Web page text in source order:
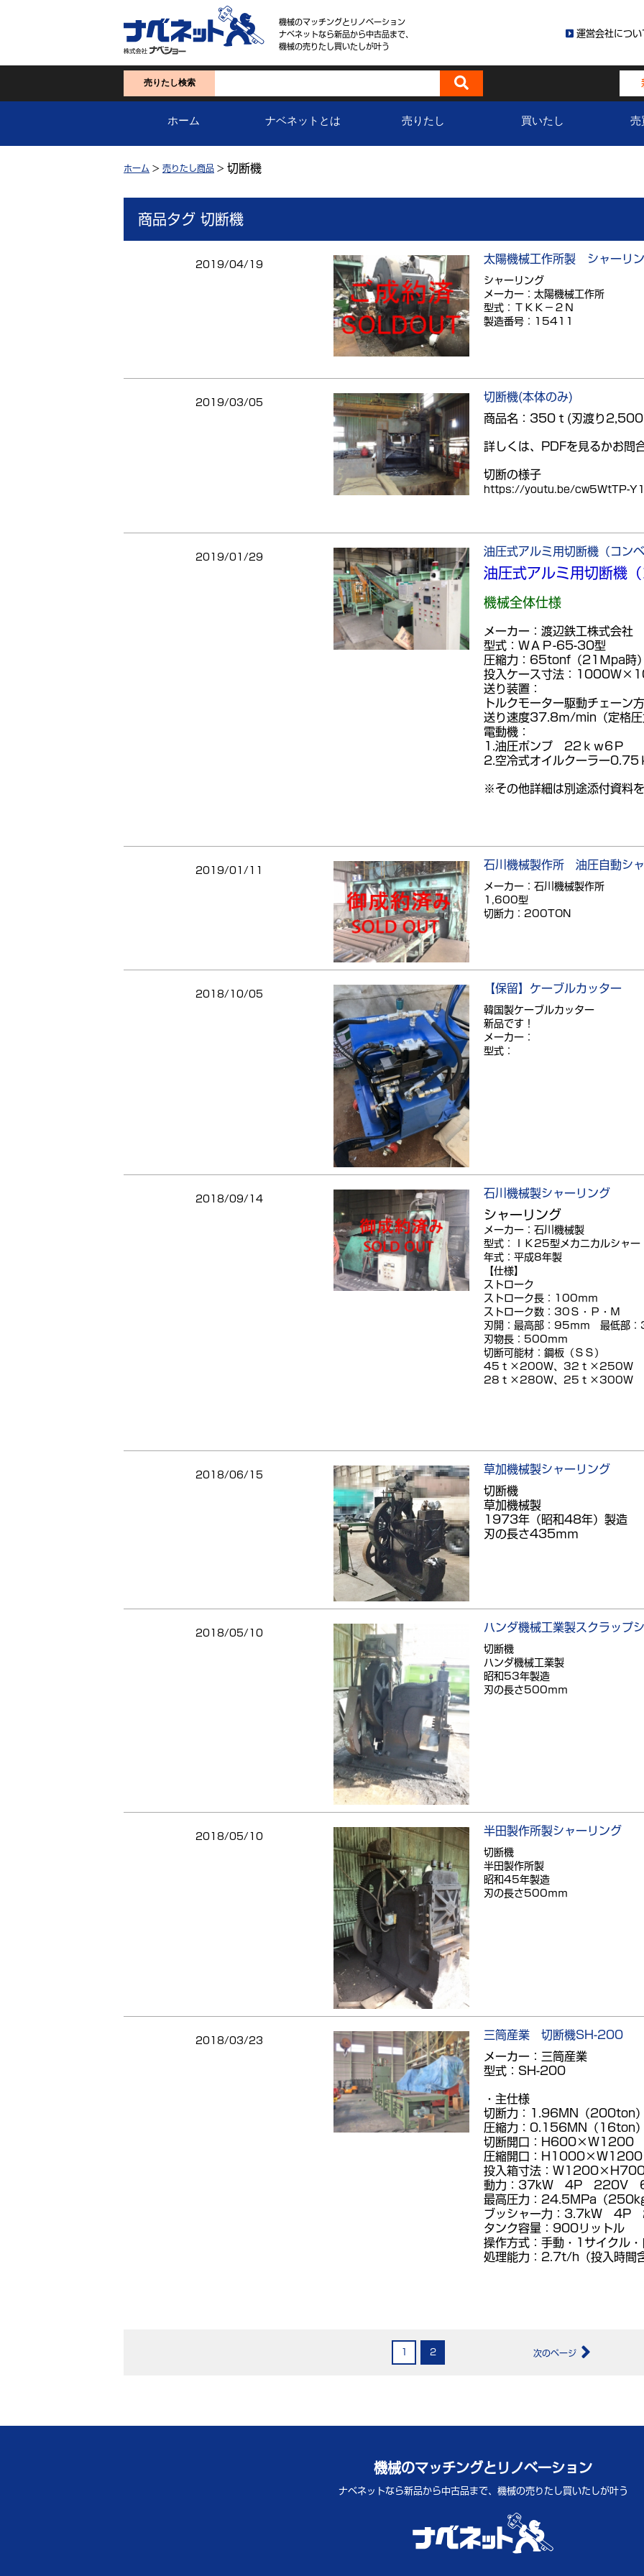
機械のマッチングとリノベーション
ナベネットなら新品から中古品まで、
機械の売りたし買いたしが叶う
運営会社につい
売りたし検索
ホーム ナベネットとは 売りたし 買いたし 売
ホーム > 売りたし商品 > 切断機
商品タグ 切断機
2019/04/19
太陽機械工作所製 シャーリ
シャーリング
メーカー：太陽機械工作所
型式：ＴＫＫ－２Ｎ
製造番号：15411
2019/03/05
切断機(本体のみ)
商品名：350ｔ(刃渡り
詳しくは、PDFを見るかお問
切断の様子
https://youtu.be/cw5WtTP-
2019/01/29
油圧式アルミ用切断機（コン
油圧式アルミ用切断機
機械全体仕様
メーカー：渡辺鉄工株式会社
型式：ＷＡＰ-65-30型
圧縮力：65tonf（21Ｍpa時
投入ケース寸法：1000Ｗ
送り装置：
トルクモーター駆動チェー
送り速度37.8ｍ/min（定格
電動機：
1.油圧ポンプ 22ｋｗ6Ｐ
2.空冷式オイルクーラー0.75
※その他詳細は別途添付資料
2019/01/11
石川機械製作所 油圧自動シ
メーカー：石川機械製作所
1,600型
切断力：200TON
2018/10/05
【保留】ケーブルカッター
韓国製ケーブルカッター
新品です！
メーカー：
型式：
2018/09/14
石川機械製シャーリング
シャーリング
メーカー：石川機械製
型式：ＩＫ25型メカニカルシャー
年式：平成8年製
【仕様】
ストローク
ストローク長：100ｍｍ
ストローク数：30Ｓ・Ｐ・Ｍ
刃開：最高部：95ｍｍ 最低部
刃物長：500ｍｍ
切断可能材：鋼板（ＳＳ）
45ｔ×200Ｗ、32ｔ×250Ｗ
28ｔ×280Ｗ、25ｔ×300Ｗ
2018/06/15
草加機械製シャーリング
切断機
草加機械製
1973年（昭和48年）製造
刃の長さ435ｍｍ
2018/05/10
ハンダ機械工業製スクラップ
切断機
ハンダ機械工業製
昭和53年製造
刃の長さ500ｍｍ
2018/05/10
半田製作所製シャーリング
切断機
半田製作所製
昭和45年製造
刃の長さ500ｍｍ
2018/03/23
三筒産業 切断機SH-200
メーカー：三筒産業
型式：SH-200
・主仕様
切断力：1.96MN（200ton
圧縮力：0.156MN（16ton
切断開口：H600×W1200
圧縮開口：H1000×W1200
投入箱寸法：
動力：37kW 4P 220V
最高圧力：24.5MPa（
ブッシャー力：3.7kW
タンク容量：900リットル
操作方式：手動・1サイクル・
処理能力：2.7t/h（投入時間
1 2 次のページ
機械のマッチングとリノベーション
ナベネットなら新品から中古品まで、 機械の売りたし買いたしが叶う